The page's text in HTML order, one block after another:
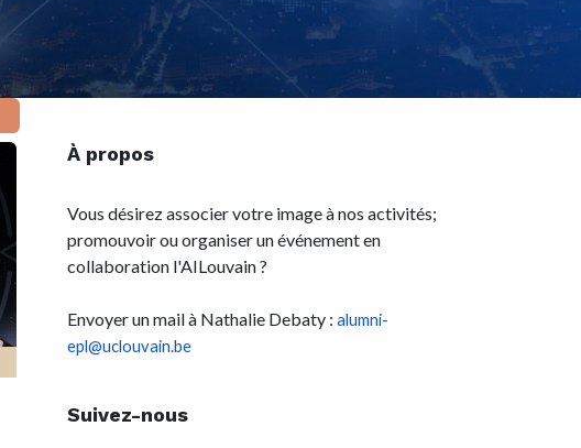
À propos
Vous désirez associer votre image à nos activités;
promouvoir ou organiser un événement en
collaboration l'AILouvain ?
Envoyer un mail à Nathalie Debaty : alumni-
epl@uclouvain.be
Suivez-nous